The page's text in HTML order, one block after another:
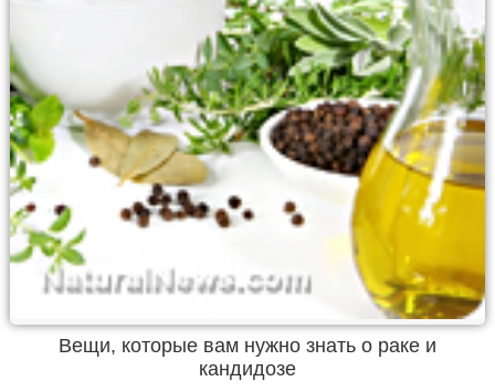
Вещи, которые вам нужно знать о раке и
кандидозе